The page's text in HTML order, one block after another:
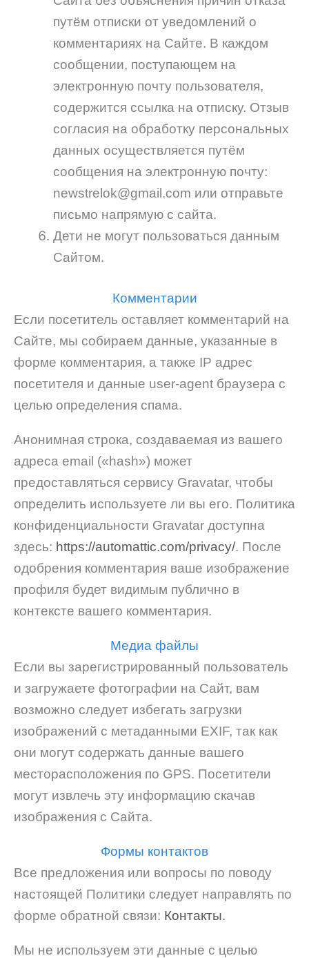
путём отписки от уведомлений о
комментариях на Сайте. В каждом
сообщении, поступающем на
электронную почту пользователя,
содержится ссылка на отписку. Отзыв
согласия на обработку персональных
данных осуществляется путём
сообщения на электронную почту:
newstrelok@gmail.com или отправьте
письмо напрямую с сайта.
Дети не могут пользоваться данным
Сайтом.
Комментарии
Если посетитель оставляет комментарий на
Сайте, мы собираем данные, указанные в
форме комментария, а также IP адрес
посетителя и данные user-agent браузера с
целью определения спама.
Анонимная строка, создаваемая из вашего
адреса email («hash») может
предоставляться сервису Gravatar, чтобы
определить используете ли вы его. Политика
конфиденциальности Gravatar доступна
здесь: https://automattic.com/privacy/. После
одобрения комментария ваше изображение
профиля будет видимым публично в
контексте вашего комментария.
Медиа файлы
Если вы зарегистрированный пользователь
и загружаете фотографии на Сайт, вам
возможно следует избегать загрузки
изображений с метаданными EXIF, так как
они могут содержать данные вашего
месторасположения по GPS. Посетители
могут извлечь эту информацию скачав
изображения с Сайта.
Формы контактов
Все предложения или вопросы по поводу
настоящей Политики следует направлять по
форме обратной связи: Контакты.
Мы не используем эти данные с целью